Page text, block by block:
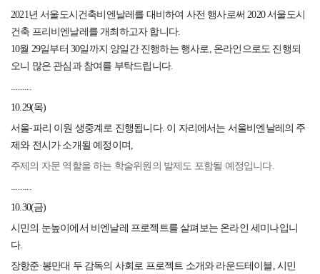
2021년 서울도시건축비엔날레를 대비하여 사전 행사로써 2020 서울도시
건축 프리비엔날레를 개최하고자 합니다.
10월 29일부터 30일까지 양일간 진행하는 행사로, 온라인으로도 진행되
오니 많은 관심과 참여를 부탁드립니다.
.........
10.29(목)
서울-파리 이원 생중계로 진행됩니다. 이 자리에서는 서울비엔날레의 주
제와 전시가 소개될 예정이며,
주제의 자문 역할을 하는 학술위원의 발제도 포함될 예정입니다.
.........
10.30(금)
시민의 눈높이에서 비엔날레 프로젝트를 살펴보는 온라인 세미나입니
다.
장항준·봉만대 두 감독의 사회로 프로젝트 소개와 라운드테이블, 시민